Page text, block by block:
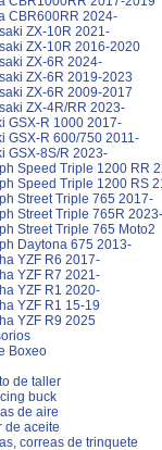
CBR600RR 2024-
ZX-10R 2021-
ZX-10R 2016-2020
ZX-6R 2024-
ZX-6R 2019-2023
ZX-6R 2009-2017
ZX-4R/RR 2023-
GSX-R 1000 2017-
GSX-R 600/750 2011-
GSX-8S/R 2023-
Speed Triple 1200 RR
Speed Triple 1200 RS
Street Triple 765 2017-
Street Triple 765R 2023-
Street Triple 765 Moto2
Daytona 675 2013-
YZF R6 2017-
YZF R7 2021-
YZF R1 2020-
YZF R1 15-19
YZF R9 2025
Boxeo
de taller
buck
de aire
de aceite
correas de trinquete